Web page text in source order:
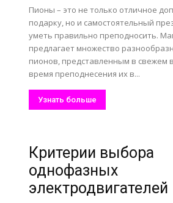
Пионы – это не только отличное
подарку, но и самостоятельный
уметь правильно преподносить.
предлагает множество
пионов, представленным в свежем
время преподнесения их в...
Узнать больше
Критерии выбора
однофазных
электродвигателей